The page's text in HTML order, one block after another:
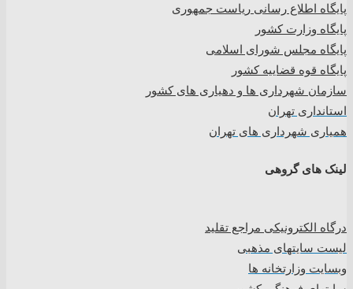
پایگاه اطلاع رسانی ریاست جمهوری
پایگاه وزارت کشور
پایگاه مجلس شورای اسلامی
پایگاه قوه قضاییه کشور
سازمان شهرداری ها و دهیاری های کشور
استانداری تهران
همیاری شهرداری های تهران
لینک های گروهی
درگاه الکترونیکی مراجع تقلید
لیست سایتهای مذهبی
وبسایت وزارتخانه ها